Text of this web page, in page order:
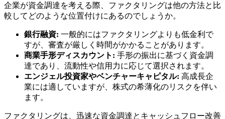
企業が資金調達を考える際、ファクタリングは他の方法と比
較してどのような位置付けにあるのでしょうか。
銀行融資: 一般的にはファクタリングよりも低金利で
すが、審査が厳しく時間がかかることがあります。
商業手形ディスカウント: 手形の振出に基づく資金調
達であり、流動性や信用力に応じて選択されます。
エンジェル投資家やベンチャーキャピタル: 高成長企
業には適していますが、株式の希薄化のリスクを伴い
ます。
ファクタリングは、迅速な資金調達とキャッシュフロー改善